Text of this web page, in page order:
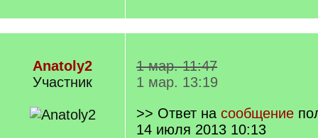
Anatoly2
Участник
1 мар. 11:47
1 мар. 13:19
>> Ответ на сообщение
14 июля 2013 10:13